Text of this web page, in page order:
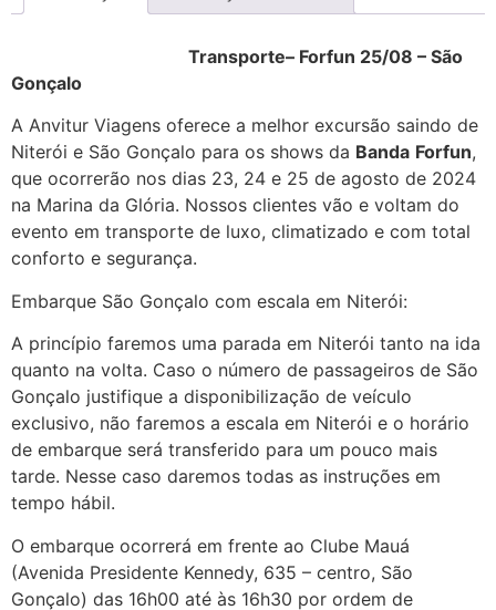
Transporte– Forfun 25/08 – São
Gonçalo
A Anvitur Viagens oferece a melhor excursão saindo de
Niterói e São Gonçalo para os shows da Banda Forfun,
que ocorrerão nos dias 23, 24 e 25 de agosto de 2024
na Marina da Glória. Nossos clientes vão e voltam do
evento em transporte de luxo, climatizado e com total
conforto e segurança.
Embarque São Gonçalo com escala em Niterói:
A princípio faremos uma parada em Niterói tanto na ida
quanto na volta. Caso o número de passageiros de São
Gonçalo justifique a disponibilização de veículo
exclusivo, não faremos a escala em Niterói e o horário
de embarque será transferido para um pouco mais
tarde. Nesse caso daremos todas as instruções em
tempo hábil.
O embarque ocorrerá em frente ao Clube Mauá
(Avenida Presidente Kennedy, 635 – centro, São
Gonçalo) das 16h00 até às 16h30 por ordem de